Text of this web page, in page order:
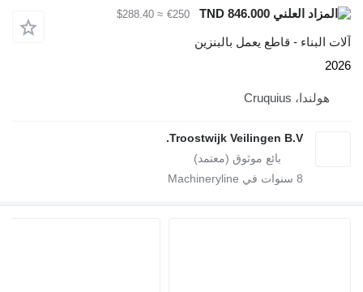
€250
≈ $288.40
آلات البناء - قاطع يعمل بالبنزين
2026
هولندا، Cruquius
Troostwijk Veilingen B.V.
8 سنوات في Machineryline